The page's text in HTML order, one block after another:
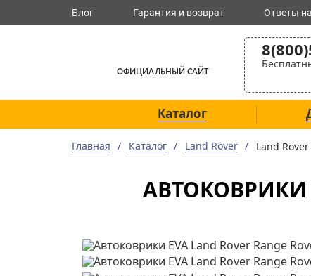
Блог Гарантия и возврат Ответы
ОФИЦИАЛЬНЫЙ САЙТ
Каталог
Главная Каталог Land Rover Land
АВТОКОВРИКИ